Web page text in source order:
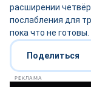
расширении
послабления для
пока что не готовы.
Поделиться
РЕКЛАМА